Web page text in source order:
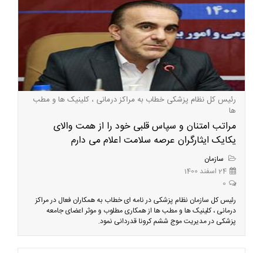
رئیس کل نظام پزشکی خطاب به مراکز درمانی ، کلینیک ها و مطب
ها
مراتب امتنان و سپاس قلبی خود را از همت والای
یکایک ایثارگران عرصه سلامت اعلام می دارم
سازمان
24 اسفند 1400
0
رئیس کل سازمان نظام پزشکی در نامه ای خطاب به همکاران فعال در مراکز
درمانی ، کلینیک ها و مطب ها از همکاری مطلوب و موثر اعضای جامعه
پزشکی در مدیریت موج ششم کرونا قدردانی نمود.